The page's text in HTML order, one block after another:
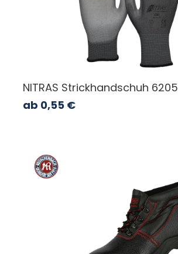
NITRAS Strickhandschuh 6205
ab 0,55 €